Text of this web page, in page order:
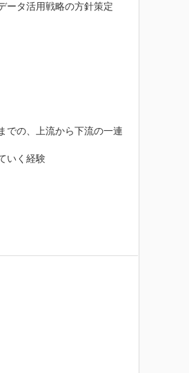
ータ活用戦略の方針策定
での、上流から下流の一連
いく経験